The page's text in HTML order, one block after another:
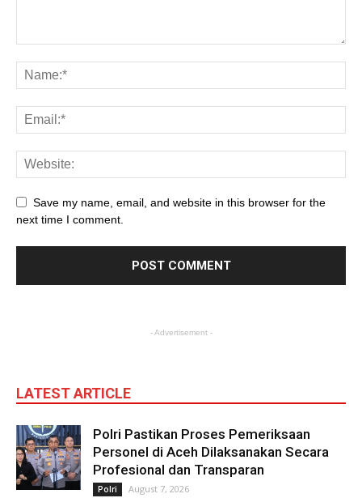
Save my name, email, and website in this browser for the
next time I comment.
- Advertisement -
LATEST ARTICLE
Polri Pastikan Proses Pemeriksaan
Personel di Aceh Dilaksanakan Secara
Profesional dan Transparan
Polri August 7, 2026